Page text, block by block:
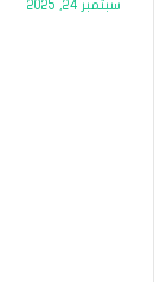
سبتمبر 24, 2025